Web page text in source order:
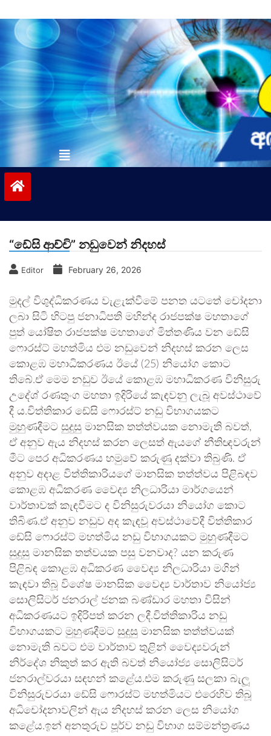
to
contentvinivida.lk
“ඩේසි ආච්චි” නඩුවෙන් නිදහස්
Editor February 26, 2026
මුදල් විශුද්ධිකරණය වැළැක්වීමේ පනත යටතේ චෝදනා
ලබා සිටි හිටපු ජනාධිපති මහින්ද රාජපක්ෂ මහතාගේ
පුත් යෝෂිත රාජපක්ෂ මහතාගේ මිත්තණිය වන ඩේසි
ෆොරස්ට් මහත්මිය එම නඩුවෙන් නිදහස් කරන ලෙස
කොළඹ මහාධිකරණය ඊයේ (25) නියෝග කොට
තිබේ.ඒ මෙම නඩුව ඊයේ කොළඹ මහාධිකරණ විනිසුරු
උදේශ් රණතුංග මහතා ඉදිරියේ කැඳවනු ලැබූ අවස්ථාවේ
දී ය.විත්තිකාර ඩේසි ෆොරස්ට් නඩු විභාගයකට
මුහුණදීමට සුදුසු මානසික තත්ත්වයක නොමැති බවත්,
ඒ අනුව ඇය නිදහස් කරන ලෙසත් ඇයගේ නීතිඥවරුන්
මීට පෙර අධිකරණය හමුවේ කරුණු දක්වා තිබුණි. ඒ
අනුව අදාළ විත්තිකාරියගේ මානසික තත්ත්වය පිළිබඳව
කොළඹ අධිකරණ වෛද්‍ය නිලධාරියා මාර්ගයෙන්
වාර්තාවක් කැඳවීමට ද විනිසුරුවරයා නියෝග කොට
තිබිණ.ඒ අනුව නඩුව අද කැඳවූ අවස්ථාවේදී විත්තිකාර
ඩේසි ෆොරස්ට් මහත්මිය නඩු විභාගයකට මුහුණදීමට
සුදුසු මානසික තත්වයක පසු වනවාද? යන කරුණ
පිළිබඳ කොළඹ අධිකරණ වෛද්‍ය නිලධාරියා මගින්
කැඳවා තිබූ විශේෂ මානසික වෛද්‍ය වාර්තාව නියෝජ්‍ය
සොලිසිටර් ජනරාල් ජනක බණ්ඩාර මහතා විසින්
අධිකරණයට ඉදිරිපත් කරන ලදී.විත්තිකාරිය නඩු
විභාගයකට මුහුණදීමට සුදුසු මානසික තත්ත්වයක්
නොමැති බවට එම වාර්තාව තුළින් වෛද්‍යවරුන්
නිර්දේශ නිකුත් කර ඇති බවත් නියෝජ්‍ය සොලිසිටර්
ජනරාල්වරයා සඳහන් කළේය.එම කරුණු සලකා බැලූ
විනිසුරුවරයා ඩේසි ෆොරස්ට් මහත්මියට එරෙහිව තිබූ
අධිචෝදනාවලින් ඇය නිදහස් කරන ලෙස නියෝග
කළේය.ඉන් අනතුරුව පූර්ව නඩු විභාග සම්මන්ත්‍රණය